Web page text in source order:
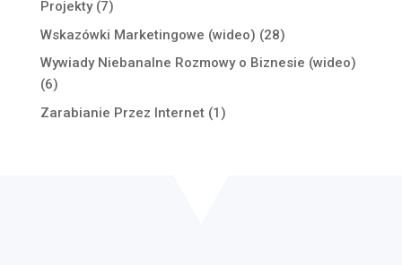
Projekty(7)
Wskazówki Marketingowe (wideo) (28)
Wywiady Niebanalne Rozmowy o Biznesie (wideo)
(6)
Zarabianie Przez Internet(1)